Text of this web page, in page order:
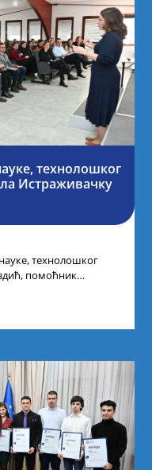
технолошког
Истраживачку
технолошког
помоћник